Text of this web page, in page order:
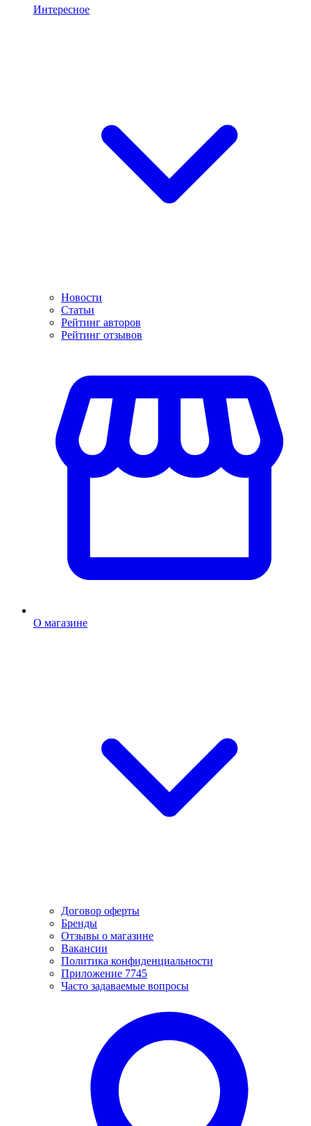
Интересное
Новости
Статьи
Рейтинг авторов
Рейтинг отзывов
О магазине
Договор оферты
Бренды
Отзывы о магазине
Вакансии
Политика конфиденциальности
Приложение 7745
Часто задаваемые вопросы